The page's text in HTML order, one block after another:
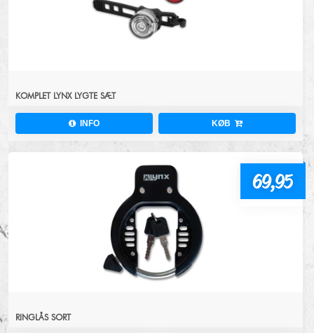
KOMPLET LYNX LYGTE SÆT
INFO KØB
RINGLÅS SORT
69,95